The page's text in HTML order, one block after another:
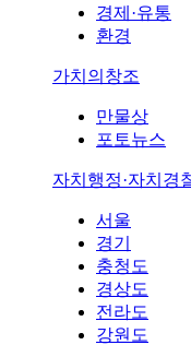
경제·유통
환경
가치의창조
만물상
포토뉴스
자치행정·자치경
서울
경기
충청도
경상도
전라도
강원도